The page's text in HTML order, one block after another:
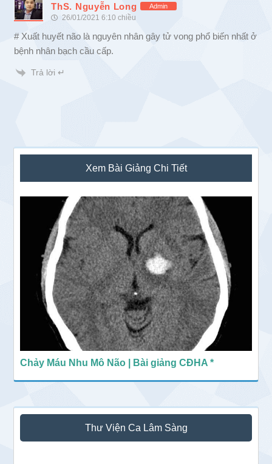
ThS. Nguyễn Long Admin
26/01/2021 6:10 chiều
# Xuất huyết não là nguyên nhân gây tử vong phổ biến nhất ở
bệnh nhân bạch cầu cấp.
Trả lời ↵
Sidebar
chính
Xem Bài Giảng Chi Tiết
Chảy Máu Nhu Mô Não | Bài giảng CĐHA *
Thư Viện Ca Lâm Sàng